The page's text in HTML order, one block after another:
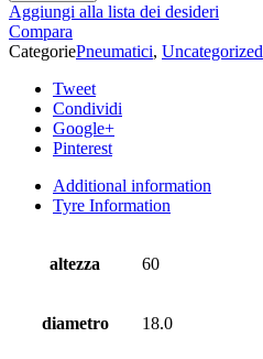
Aggiungi alla lista dei desideri
Compara
CategoriePneumatici, Uncategorized
Tweet
Condividi
Google+
Pinterest
Additional information
Tyre Information
altezza 60
diametro 18.0